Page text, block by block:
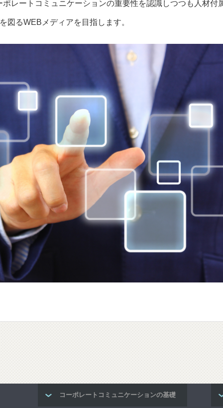
レートコミュニケーションの重要性を認識しつつも人材付
図るWEBメディアを目指します。
コーポレートコミュニケーションの基礎